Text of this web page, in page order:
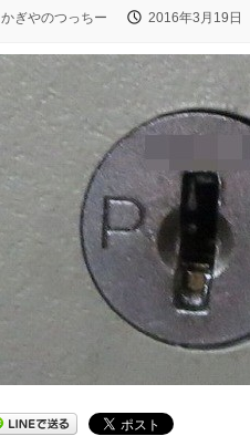
かぎやのつっちー 2016年3月19日